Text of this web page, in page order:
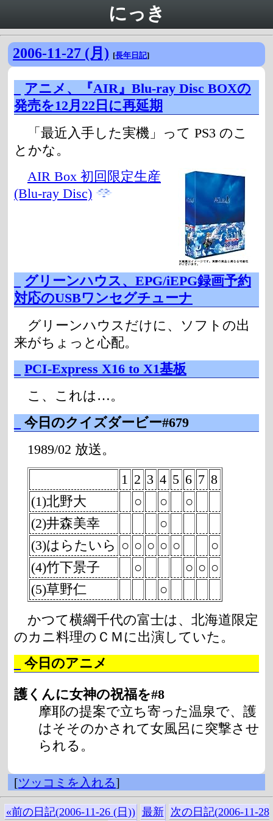
にっき
2006-11-27 (月) [長年日記]
アニメ、『AIR』Blu-ray Disc BOXの
発売を12月22日に再延期
「最近入手した実機」って PS3 のこ
とかな。
AIR Box 初回限定生産
(Blu-ray Disc)
グリーンハウス、EPG/iEPG録画予約
対応のUSBワンセグチューナ
グリーンハウスだけに、ソフトの出
来がちょっと心配。
PCI-Express X16 to X1基板
こ、これは…。
今日のクイズダービー#679
1989/02 放送。
1 2 3 4 5 6 7 8
(1)北野大
○ ○
○
(2)井森美幸
○
(3)はらたいら ○ ○ ○ ○ ○
○
(4)竹下景子
○ ○ ○ ○
(5)草野仁
○
かつて横綱千代の富士は、北海道限定
のカニ料理のＣＭに出演していた。
今日のアニメ
護くんに女神の祝福を#8
摩耶の提案で立ち寄った温泉で、護
はそそのかされて女風呂に突撃させ
られる。
[ツッコミを入れる]
«前の日記(2006-11-26 (日)) 最新 次の日記(2006-11-28